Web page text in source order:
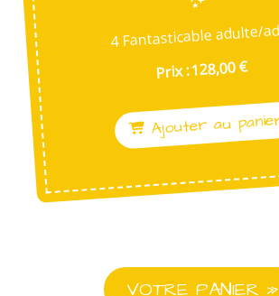
4 Fantasticable adulte/
Prix : 128,00 €
Ajouter au